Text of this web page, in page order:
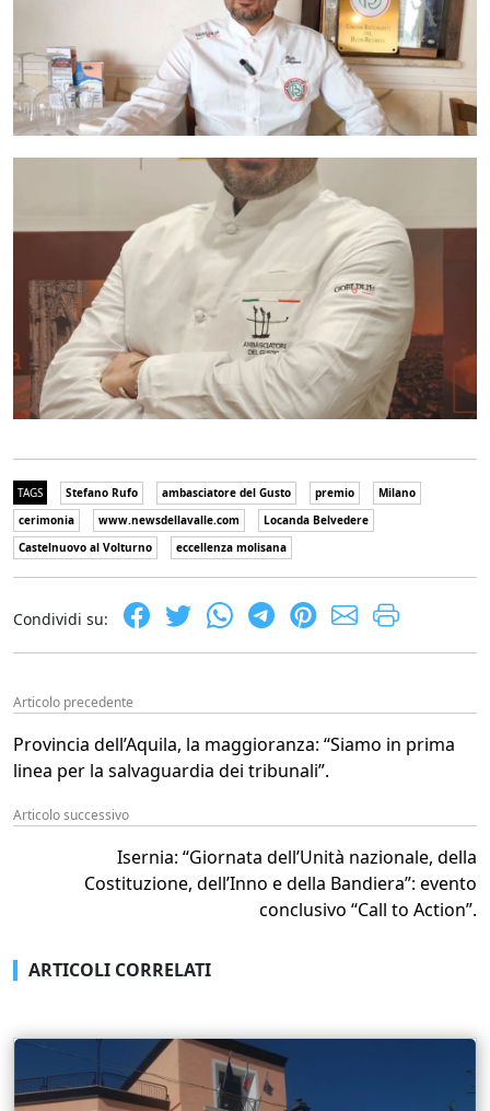
TAGS Stefano Rufo ambasciatore del Gusto premio
Milano
cerimonia
www.newsdellavalle.com
Locanda Belvedere
Castelnuovo al Volturno
eccellenza molisana
Condividi su:
Articolo precedente
Provincia dell’Aquila, la maggioranza: “Siamo in prima
linea per la salvaguardia dei tribunali”.
Articolo successivo
Isernia: “Giornata dell’Unità nazionale, della
Costituzione, dell’Inno e della Bandiera”: evento
conclusivo “Call to Action”.
ARTICOLI CORRELATI